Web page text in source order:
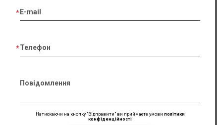
E-mail
Телефон
Повідомлення
Натискаючи на кнопку "Відправити" ви приймаєте умови політики
конфіденційності